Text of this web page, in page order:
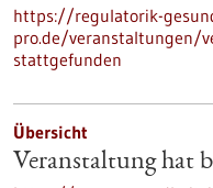
https://regulatorik-
pro.de/veranstaltungen/
stattgefunden
Übersicht
Veranstaltung hat